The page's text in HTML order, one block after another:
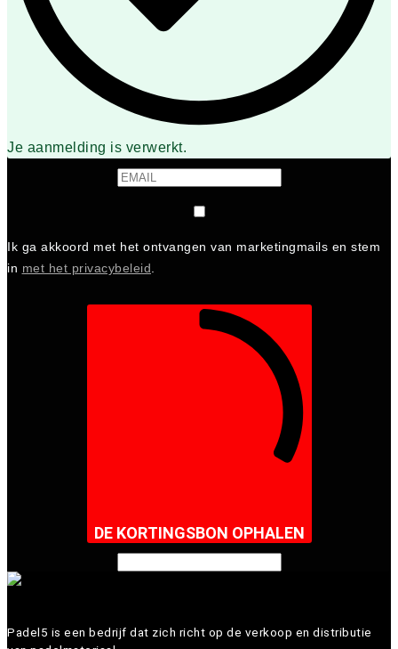
Je aanmelding is verwerkt.
Ik ga akkoord met het ontvangen van marketingmails en stem
in met het privacybeleid
DE KORTINGSBON OPHALEN
Padel5 is een bedrijf dat zich richt op de verkoop en distributie